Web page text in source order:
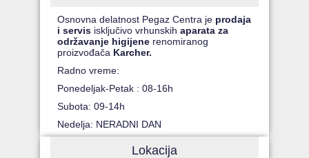
Osnovna delatnost Pegaz Centra je prodaja
i servis isključivo vrhunskihaparata za
održavanje higijene renomiranog
proizvođača Karcher.
Radno vreme:
Ponedeljak-Petak : 08-16h
Subota: 09-14h
Nedelja: NERADNI DAN
Lokacija